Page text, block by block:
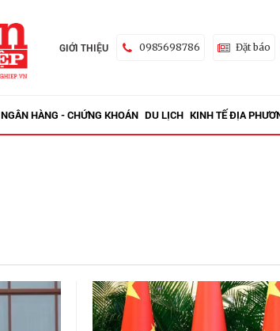
GIỚI THIỆU 0985698786 Đặt báo
NGÂN HÀNG - CHỨNG KHOÁN DU LỊCH KINH TẾ ĐỊA